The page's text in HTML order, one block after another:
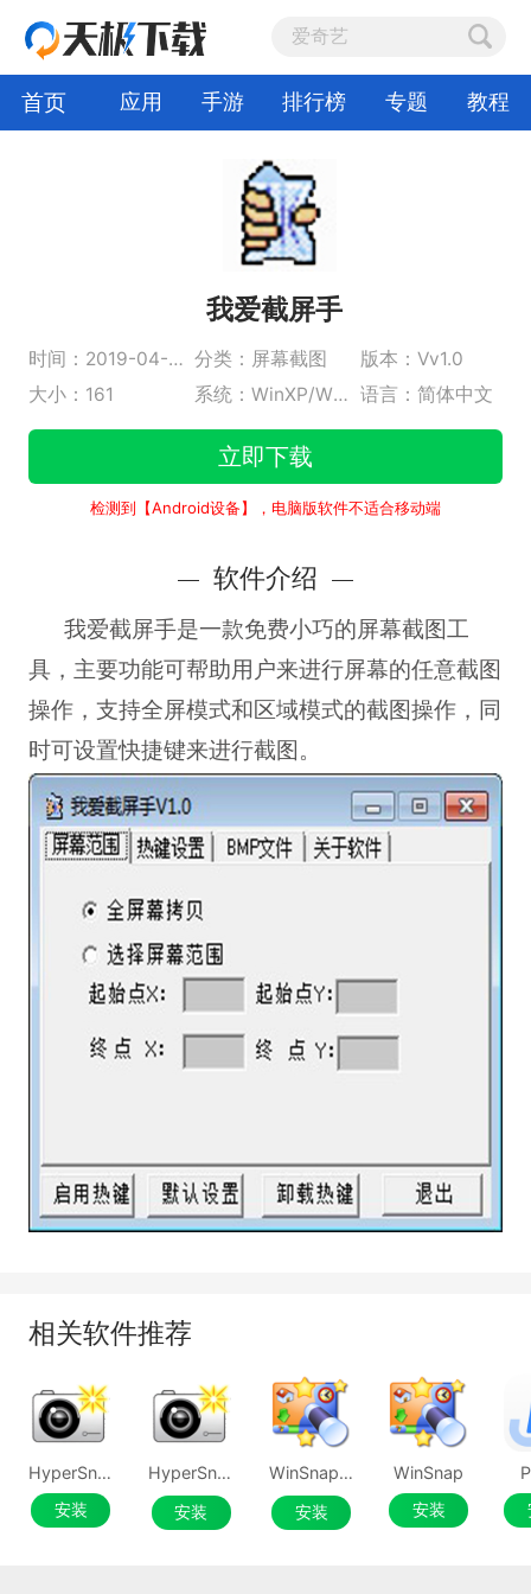
首页 应用 手游 排行榜 专题 教程
我爱截屏手
时间：2019-04-01 分类：屏幕截图
版本：Vv1.0
大小：161
系统：WinXP/Win7/Win8/Win10/WinAll 语言：简体中文
立即下载
检测到【Android设备】，电脑版软件不适合移动端
软件介绍
我爱截屏手是一款免费小巧的屏幕截图工
具，主要功能可帮助用户来进行屏幕的任意截图
操作，支持全屏模式和区域模式的截图操作，同
时可设置快捷键来进行截图。
相关软件推荐
HyperSnap
安装
HyperSnap电脑版
安装
WinSnap电脑版
安装
WinSnap
安装